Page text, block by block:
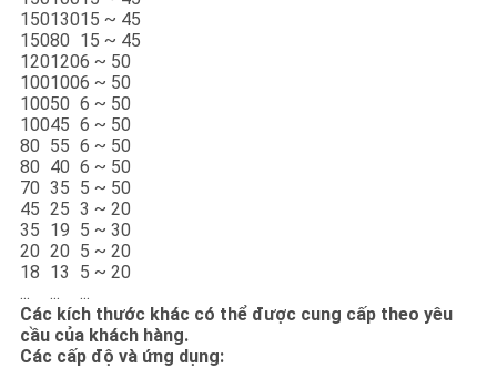
15013015 ~ 45
15080 15 ~ 45
1201206 ~ 50
1001006 ~ 50
10050 6 ~ 50
10045 6 ~ 50
80 55 6 ~ 50
80 40 6 ~ 50
70 35 5 ~ 50
45 25 3 ~ 20
35 19 5 ~ 30
20 20 5 ~ 20
18 13
5 ~ 20
...
...
...
Các kích thước khác có thể được cung cấp theo yêu
cầu của khách hàng.
Các cấp độ và ứng dụng: